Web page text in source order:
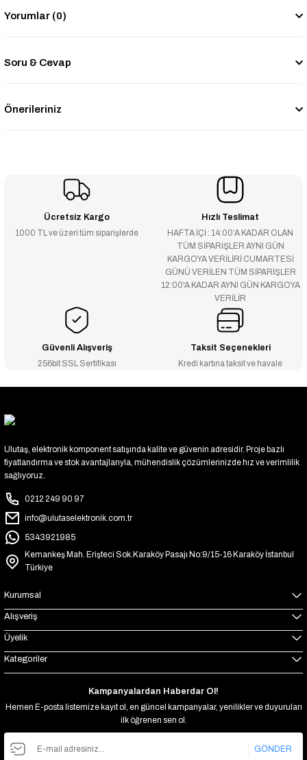
Yorumlar (0)
Soru & Cevap
Önerileriniz
Ücretsiz Kargo
1000 TL ve üzeri tüm siparişlerde
Hızlı Teslimat
HAFTA İÇİ : 14:00’A KADAR OLAN
TÜM SİPARİŞLER AYNI GÜN
KARGOYA VERİLİRİ CUMARTESİ
GÜNÜ VERİLEN TÜM SİPARİŞLER
12:00'A KADAR AYNI GÜN KARGOYA
VERİLİR
Güvenli Alışveriş
256bit SSL Sertifikası
Taksit Seçenekleri
Kredi kartına taksit ve havale
Ulutaş, elektronik komponent satışında kalite ve güvenin adresidir. Proje bazlı
fiyatlandırma ve stok avantajlarıyla, mühendislik çözümlerinizde hız ve verimlilik
sağlıyoruz.
0212 249 90 97
info@ulutaselektronik.com.tr
5343921985
Kemankeş Mah. Erişteci Sok.Karaköy Pasajı No:9/15-16 Karaköy İstanbul
Türkiye
Kurumsal
Alışveriş
Üyelik
Kategoriler
Kampanyalardan Haberdar Ol!
Hemen E-posta listemize kayıt ol, en güncel kampanyalar, yenilikler ve duyuruları
ilk öğrenen sen ol.
GÖNDER